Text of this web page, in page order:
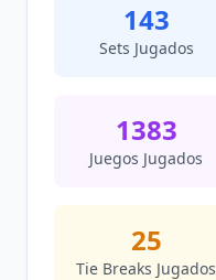
143
Sets Jugados
1383
Juegos Jugados
25
Tie Breaks Jugados